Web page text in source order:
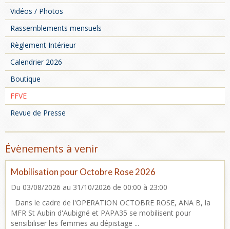
Vidéos / Photos
Rassemblements mensuels
Règlement Intérieur
Calendrier 2026
Boutique
FFVE
Revue de Presse
Évènements à venir
Mobilisation pour Octobre Rose 2026
Du 03/08/2026 au 31/10/2026 de 00:00 à 23:00
Dans le cadre de l'OPERATION OCTOBRE ROSE, ANA B, la
MFR St Aubin d'Aubigné et PAPA35 se mobilisent pour
sensibiliser les femmes au dépistage ...